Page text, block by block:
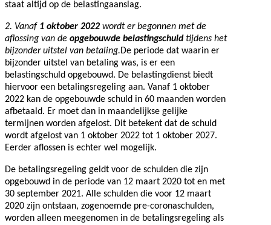
staat altijd op de belastingaanslag.
2. Vanaf 1 oktober 2022 wordt er begonnen met de
aflossing van de opgebouwde belastingschuldtijdens het
bijzonder uitstel van betaling.De periode dat waarin er
bijzonder uitstel van betaling was, is er een
belastingschuld opgebouwd. De belastingdienst biedt
hiervoor een betalingsregeling aan. Vanaf 1 oktober
2022 kan de opgebouwde schuld in 60 maanden worden
afbetaald. Er moet dan in maandelijkse gelijke
termijnen worden afgelost. Dit betekent dat de schuld
wordt afgelost van 1 oktober 2022 tot 1 oktober 2027.
Eerder aflossen is echter wel mogelijk.
De betalingsregeling geldt voor de schulden die zijn
opgebouwd in de periode van 12 maart 2020 tot en met
30 september 2021. Alle schulden die voor 12 maart
2020 zijn ontstaan, zogenoemde pre-coronaschulden,
worden alleen meegenomen in de betalingsregeling als